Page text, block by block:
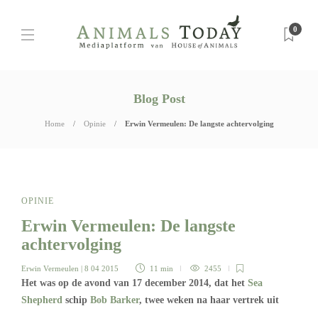
0
Blog Post
Home Opinie Erwin Vermeulen: De langste achtervolging
OPINIE
Erwin Vermeulen: De langste
achtervolging
Erwin Vermeulen | 8 04 2015 11 min 2455
Het was op de avond van 17 december 2014, dat het Sea
Shepherd schip Bob Barker, twee weken na haar vertrek uit